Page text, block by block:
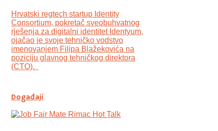
Hrvatski regtech startup Identity
Consortium, pokretač sveobuhvatnog
rješenja za digitalni identitet Identyum,
ojаčao je svoje tehničko vodstvo
imenovanjem Filipa Blažekovića na
poziciju glavnog tehničkog direktora
(CTO).
Događaji